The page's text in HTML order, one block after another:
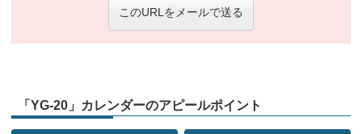
このURLをメールで送る
「YG-20」カレンダーのアピールポイント